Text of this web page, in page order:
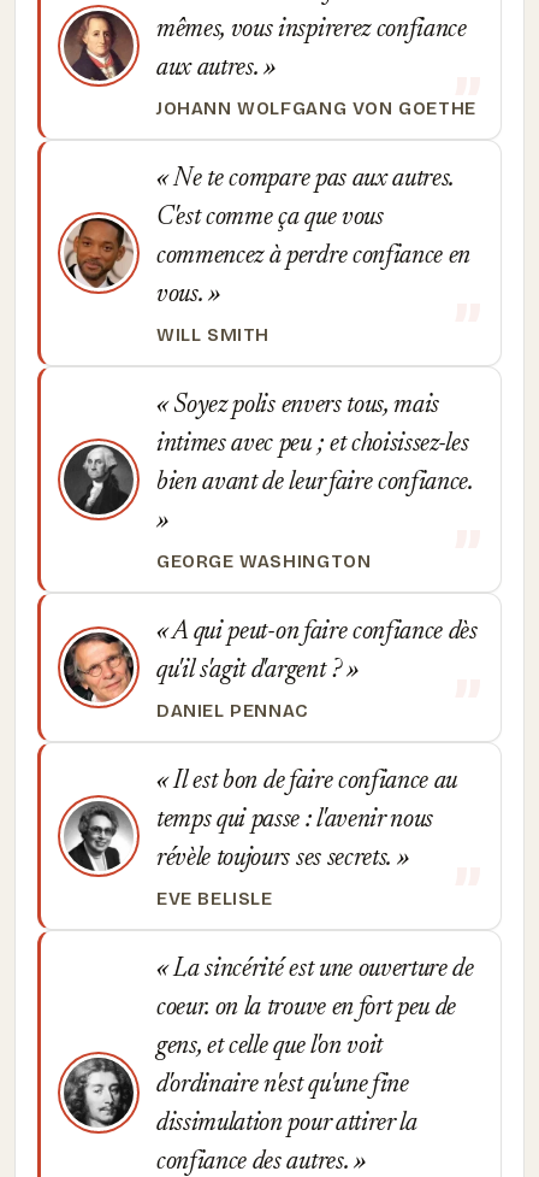
mêmes, vous inspirerez confiance
aux autres.
JOHANN WOLFGANG VON GOETHE
Ne te compare pas aux autres.
C'est comme ça que vous
commencez à perdre confiance en
vous.
WILL SMITH
Soyez polis envers tous, mais
intimes avec peu ; et choisissez-les
bien avant de leur faire confiance.
GEORGE WASHINGTON
A qui peut-on faire confiance dès
qu'il s'agit d'argent ?
DANIEL PENNAC
Il est bon de faire confiance au
temps qui passe : l'avenir nous
révèle toujours ses secrets.
EVE BELISLE
La sincérité est une ouverture de
coeur. on la trouve en fort peu de
gens, et celle que l'on voit
d'ordinaire n'est qu'une fine
dissimulation pour attirer la
confiance des autres.